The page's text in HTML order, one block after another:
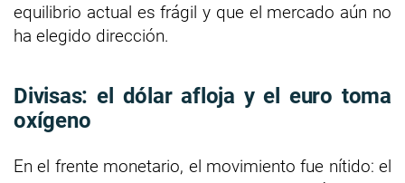
equilibrio actual es frágil y que el mercado aún no
ha elegido dirección.
Divisas: el dólar afloja y el euro toma
oxígeno
En el frente monetario, el movimiento fue nítido: el